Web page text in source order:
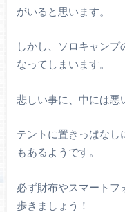
がいると思います。
しかし、ソロキャンプ
なってしまいます。
悲しい事に、中には悪
テントに置きっぱなし
もあるようです。
必ず財布やスマートフ
歩きましょう！